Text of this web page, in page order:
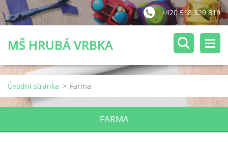
+420 518 329 819
MŠ HRUBÁ VRBKA
Úvodní stránka > Farma
FARMA